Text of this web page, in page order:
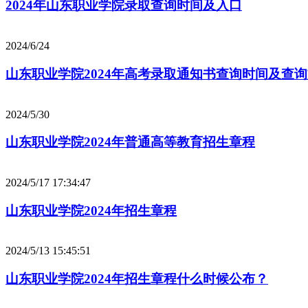
2024年山东职业学院录取查询时间及入口
2024/6/24
山东职业学院2024年高考录取通知书查询时间及查
2024/5/30
山东职业学院2024年普通高等教育招生章程
2024/5/17 17:34:47
山东职业学院2024年招生章程
2024/5/13 15:45:51
山东职业学院2024年招生章程什么时候公布？